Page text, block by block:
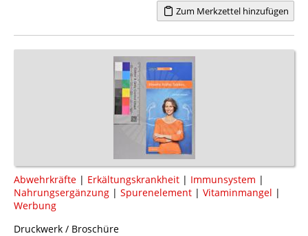
Zum Merkzettel hinzufügen
Abwehrkräfte | Erkältungskrankheit | Immunsystem |
Nahrungsergänzung | Spurenelement | Vitaminmangel |
Werbung
Druckwerk / Broschüre